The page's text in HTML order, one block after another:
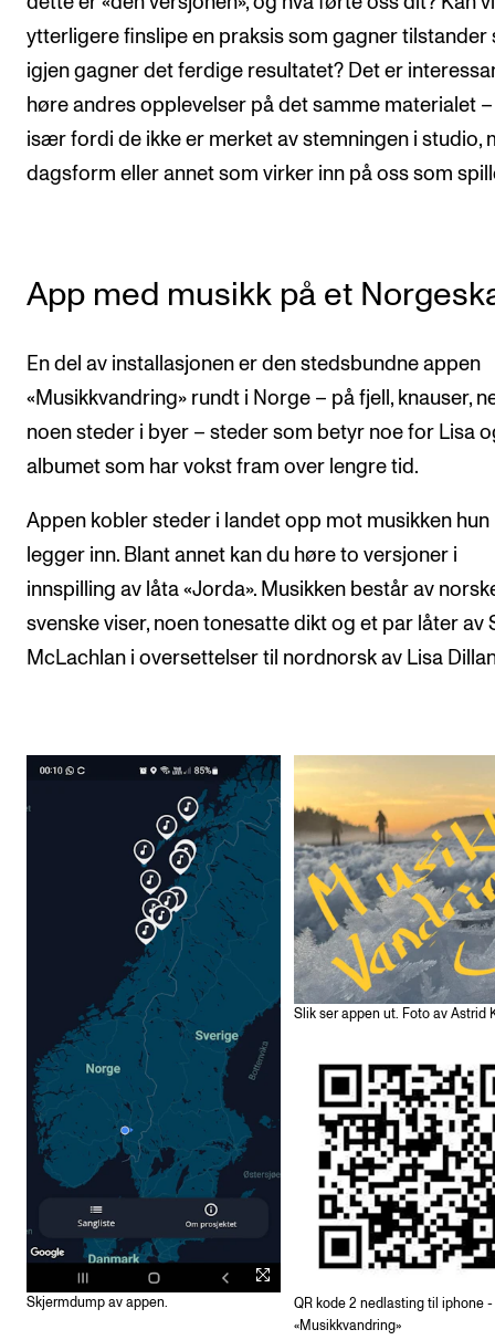
ytterligere finslipe en praksis som gagner tilstander
igjen gagner det ferdige resultatet? Det er
høre andres opplevelser på det samme materialet
især fordi de ikke er merket av stemningen i studio,
dagsform eller annet som virker inn på oss som
App med musikk på et
En del av installasjonen er den stedsbundne appen
«Musikkvandring» rundt i Norge – på fjell, knauser,
noen steder i byer – steder som betyr noe for Lisa
albumet som har vokst fram over lengre tid.
Appen kobler steder i landet opp mot musikken hun
legger inn. Blant annet kan du høre to versjoner i
innspilling av låta «Jorda». Musikken består av
svenske viser, noen tonesatte dikt og et par låter av
McLachlan i oversettelser til nordnorsk av Lisa
Skjermdump av appen.
Slik ser appen ut. Foto av Astrid
QR kode 2 nedlasting til iphone
«Musikkvandring»